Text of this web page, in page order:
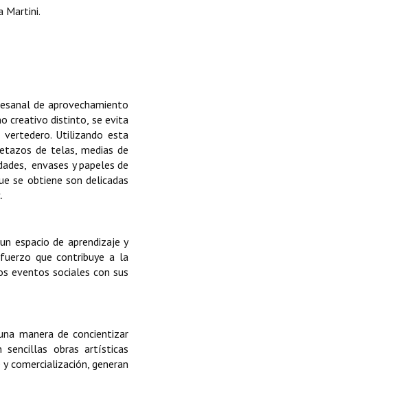
Martini.
de aprovechamiento
creativo distinto, se evita
Utilizando esta
de telas, medias de
envases y papeles de
se obtiene son delicadas
espacio de aprendizaje y
que contribuye a la
eventos sociales con sus
manera de concientizar
sencillas obras artísticas
comercialización, generan